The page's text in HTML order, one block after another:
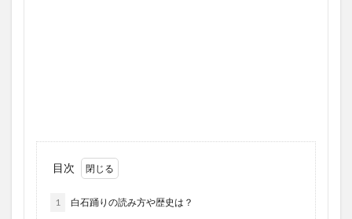
目次
1 白石踊りの読み方や歴史は？